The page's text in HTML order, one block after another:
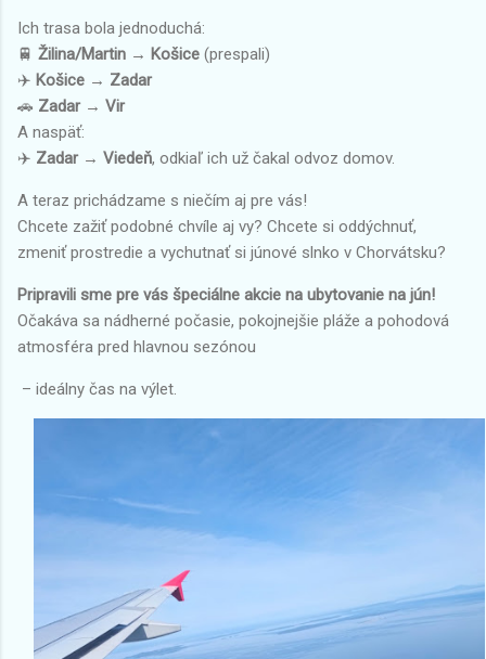
Ich trasa bola jednoduchá:
🚆 Žilina/Martin → Košice (prespali)
✈️ Košice → Zadar
🚗 Zadar → Vir
A naspäť:
✈️ Zadar → Viedeň, odkiaľ ich už čakal odvoz domov.
A teraz prichádzame s niečím aj pre vás!
Chcete zažiť podobné chvíle aj vy? Chcete si oddýchnuť,
zmeniť prostredie a vychutnať si júnové slnko v Chorvátsku?
Pripravili sme pre vás špeciálne akcie na ubytovanie na jún!
Očakáva sa nádherné počasie, pokojnejšie pláže a pohodová
atmosféra pred hlavnou sezónou
– ideálny čas na výlet.